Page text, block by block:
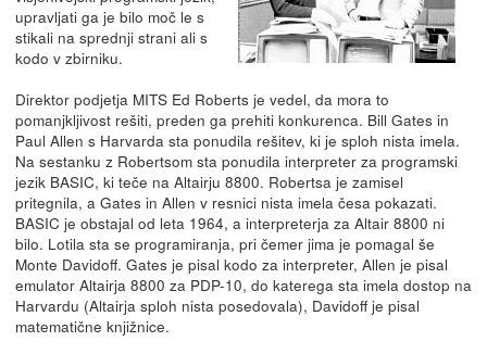
upravljati ga je bilo moč le s
stikali na sprednji strani ali s
kodo v zbirniku.
Direktor podjetja MITS Ed Roberts je vedel, da mora to
pomanjkljivost rešiti, preden ga prehiti konkurenca. Bill Gates in
Paul Allen s Harvarda sta ponudila rešitev, ki je sploh nista imela.
Na sestanku z Robertsom sta ponudila interpreter za programski
jezik BASIC, ki teče na Altairju 8800. Robertsa je zamisel
pritegnila, a Gates in Allen v resnici nista imela česa pokazati.
BASIC je obstajal od leta 1964, a interpreterja za Altair 8800 ni
bilo. Lotila sta se programiranja, pri čemer jima je pomagal še
Monte Davidoff. Gates je pisal kodo za interpreter, Allen je pisal
emulator Altairja 8800 za PDP-10, do katerega sta imela dostop na
Harvardu (Altairja sploh nista posedovala), Davidoff je pisal
matematične knjižnice.